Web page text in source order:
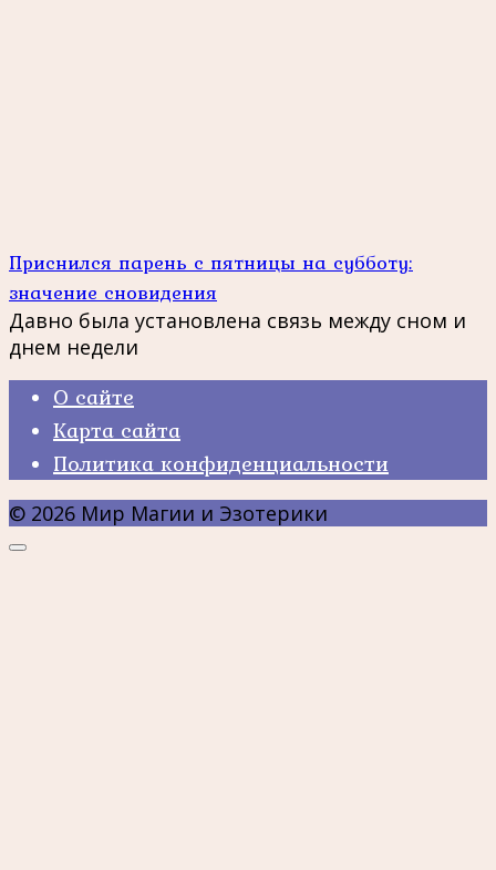
Приснился парень с пятницы на субботу:
значение сновидения
Давно была установлена связь между сном и
днем недели
О сайте
Карта сайта
Политика конфиденциальности
© 2026 Мир Магии и Эзотерики